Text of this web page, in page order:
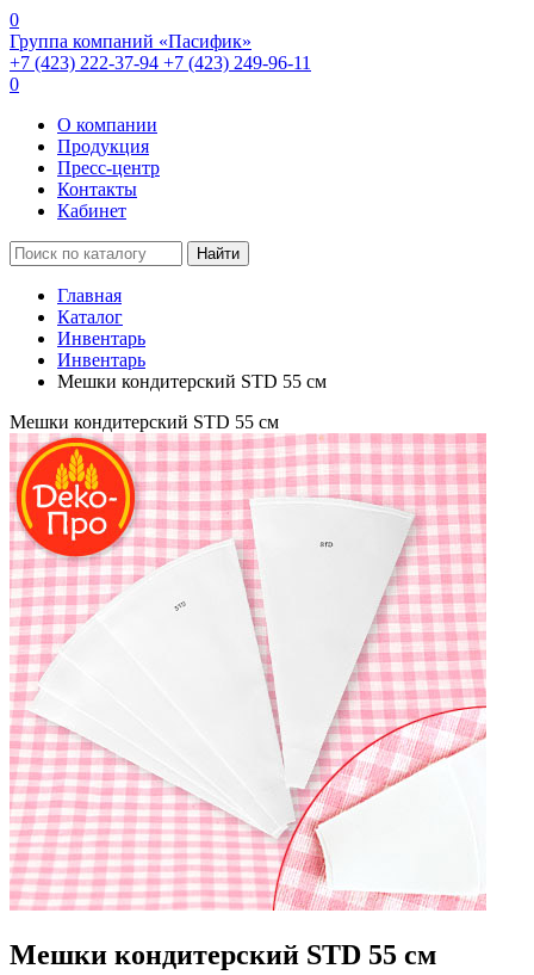
0
Группа компаний «Пасифик»
+7 (423) 222-37-94 +7 (423) 249-96-11
0
О компании
Продукция
Пресс-центр
Контакты
Кабинет
Найти
Главная
Каталог
Инвентарь
Инвентарь
Мешки кондитерский STD 55 см
Мешки кондитерский STD 55 см
Мешки кондитерский STD 55 см